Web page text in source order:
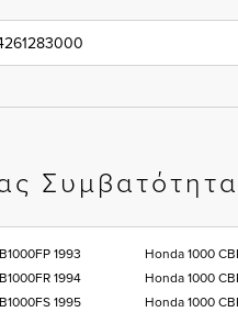
1993
1994
1995
Honda 1000
Honda 1000
Honda 1000